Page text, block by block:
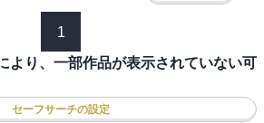
1
より、一部作品が表示されていない可
セーフサーチの設定